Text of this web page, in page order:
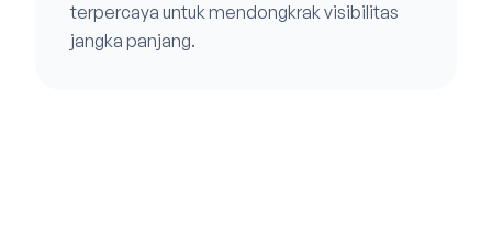
terpercaya untuk mendongkrak visibilitas
jangka panjang.